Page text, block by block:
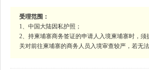
受理范围：
1、中国大陆因私护照；
2、持柬埔寨商务签证的申请人入境柬埔寨时，
关对前往柬埔寨的商务人员入境审查较严，若无